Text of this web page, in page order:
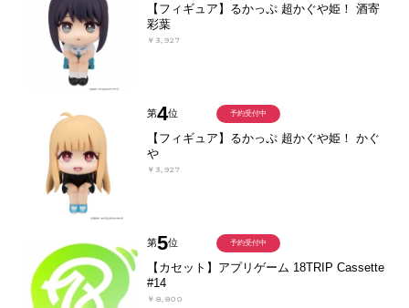
【フィギュア】るかっぷ 超かぐや姫！ 酒寄
彩葉
￥3,927
第4位
【フィギュア】るかっぷ 超かぐや姫！ かぐ
や
￥3,927
予約受付中
第5位
【カセット】アプリゲーム 18TRIP Cassette
#14
￥8,800
予約受付中